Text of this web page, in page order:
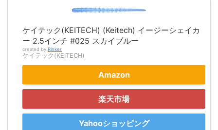
ケイテック(KEITECH) (Keitech) イージーシェイカ
ー 2.5インチ #025 スカイブルー
created by Rinker
ケイテック(KEITECH)
Amazon
楽天市場
Yahooショッピング